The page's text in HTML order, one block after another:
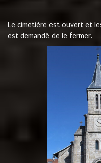
Le cimetière est ouvert et
est demandé de le fermer.